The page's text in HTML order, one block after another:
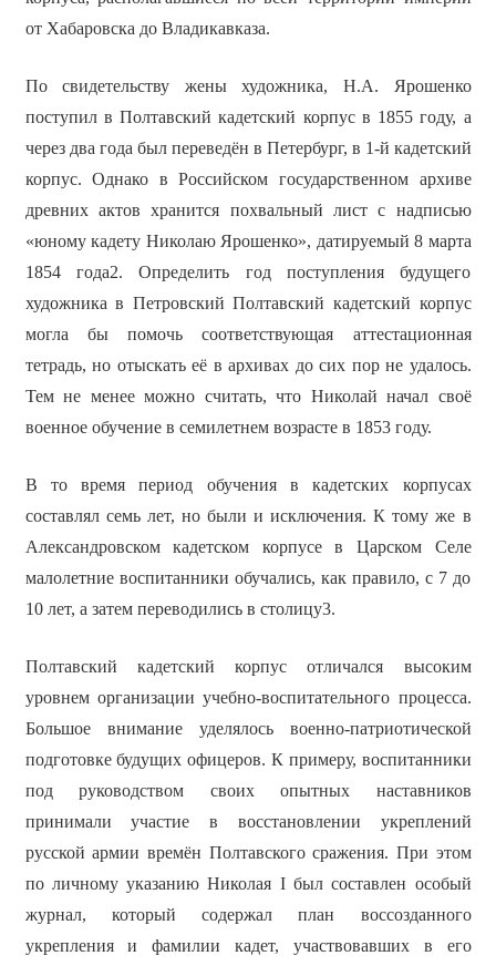
от Хабаровска до Владикавказа.
По свидетельству жены художника, Н.А. Ярошенко
поступил в Полтавский кадетский корпус в 1855 году, а
через два года был переведён в Петербург, в 1-й кадетский
корпус. Однако в Российском государственном архиве
древних актов хранится похвальный лист с надписью
«юному кадету Николаю Ярошенко», датируемый 8 марта
1854 года2. Определить год поступления будущего
художника в Петровский Полтавский кадетский корпус
могла бы помочь соответствующая аттестационная
тетрадь, но отыскать её в архивах до сих пор не удалось.
Тем не менее можно считать, что Николай начал своё
военное обучение в семилетнем возрасте в 1853 году.
В то время период обучения в кадетских корпусах
составлял семь лет, но были и исключения. К тому же в
Александровском кадетском корпусе в Царском Селе
малолетние воспитанники обучались, как правило, с 7 до
10 лет, а затем переводились в столицу3.
Полтавский кадетский корпус отличался высоким
уровнем организации учебно-воспитательного процесса.
Большое внимание уделялось военно-патриотической
подготовке будущих офицеров. К примеру, воспитанники
под руководством своих опытных наставников
принимали участие в восстановлении укреплений
русской армии времён Полтавского сражения. При этом
по личному указанию Николая I был составлен особый
журнал, который содержал план воссозданного
укрепления и фамилии кадет, участвовавших в его